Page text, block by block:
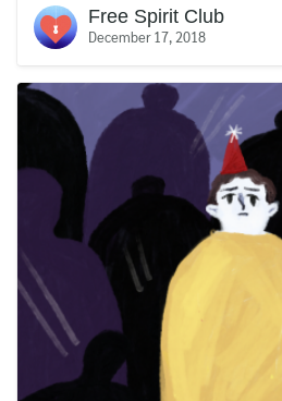
Free Spirit Club
December 17, 2018